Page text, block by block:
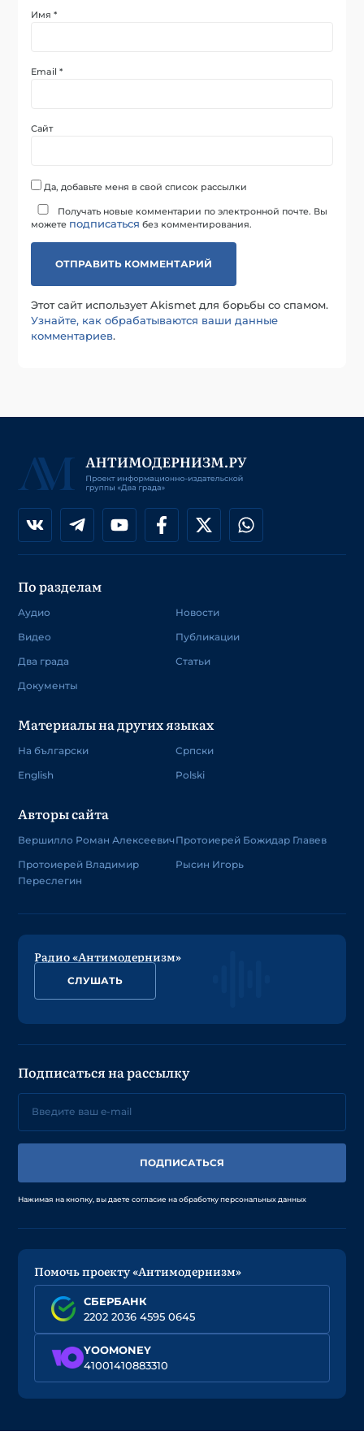
Имя*
Email*
Сайт
Да, добавьте меня в свой список рассылки
Получать новые комментарии по электронной почте. Вы
можете подписаться без комментирования.
Этот сайт использует Akismet для борьбы со спамом.
Узнайте, как обрабатываются ваши данные
комментариев.
По разделам
Аудио
Видео
Два града
Документы
Новости
Публикации
Статьи
Материалы на других языках
На български
English
Српски
Polski
Авторы сайта
Вершилло Роман Алексеевич
Протоиерей Владимир
Переслегин
Протоиерей Божидар Главев
Рысин Игорь
Радио «Антимодернизм»
СЛУШАТЬ
Подписаться на рассылку
ПОДПИСАТЬСЯ
Нажимая на кнопку, вы даете согласие на обработку персональных данных
Помочь проекту «Антимодернизм»
СБЕРБАНК
2202 2036 4595 0645
YOOMONEY
41001410883310